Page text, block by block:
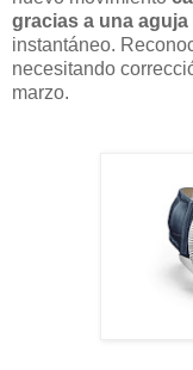
gracias a una aguja
instantáneo.
necesitando
marzo.